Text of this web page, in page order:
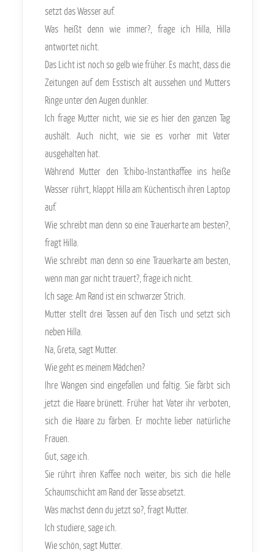
setzt das Wasser auf.
Was heißt denn wie immer?, frage ich Hilla, Hilla
antwortet nicht.
Das Licht ist noch so gelb wie früher. Es macht, dass die
Zeitungen auf dem Esstisch alt aussehen und Mutters
Ringe unter den Augen dunkler.
Ich frage Mutter nicht, wie sie es hier den ganzen Tag
aushält. Auch nicht, wie sie es vorher mit Vater
ausgehalten hat.
Während Mutter den Tchibo-Instantkaffee ins heiße
Wasser rührt, klappt Hilla am Küchentisch ihren Laptop
auf.
Wie schreibt man denn so eine Trauerkarte am besten?,
fragt Hilla.
Wie schreibt man denn so eine Trauerkarte am besten,
wenn man gar nicht trauert?, frage ich nicht.
Ich sage: Am Rand ist ein schwarzer Strich.
Mutter stellt drei Tassen auf den Tisch und setzt sich
neben Hilla.
Na, Greta, sagt Mutter.
Wie geht es meinem Mädchen?
Ihre Wangen sind eingefallen und faltig. Sie färbt sich
jetzt die Haare brünett. Früher hat Vater ihr verboten,
sich die Haare zu färben. Er mochte lieber natürliche
Frauen.
Gut, sage ich.
Sie rührt ihren Kaffee noch weiter, bis sich die helle
Schaumschicht am Rand der Tasse absetzt.
Was machst denn du jetzt so?, fragt Mutter.
Ich studiere, sage ich.
Wie schön, sagt Mutter.